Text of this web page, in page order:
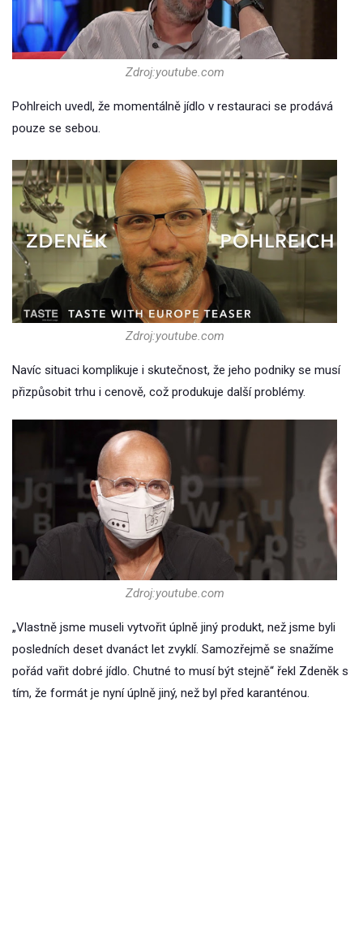
Zdroj:youtube.com
Pohlreich uvedl, že momentálně jídlo v restauraci se prodává
pouze se sebou.
Zdroj:youtube.com
Navíc situaci komplikuje i skutečnost, že jeho podniky se musí
přizpůsobit trhu i cenově, což produkuje další problémy.
Zdroj:youtube.com
„Vlastně jsme museli vytvořit úplně jiný produkt, než jsme byli
posledních deset dvanáct let zvyklí. Samozřejmě se snažíme
pořád vařit dobré jídlo. Chutné to musí být stejně“ řekl Zdeněk s
tím, že formát je nyní úplně jiný, než byl před karanténou.